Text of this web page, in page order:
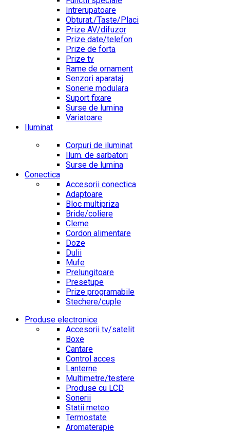
Intrerupatoare
Obturat./Taste/Placi
Prize AV/difuzor
Prize date/telefon
Prize de forta
Prize tv
Rame de ornament
Senzori aparataj
Sonerie modulara
Suport fixare
Surse de lumina
Variatoare
Iluminat
Corpuri de iluminat
Ilum. de sarbatori
Surse de lumina
Conectica
Accesorii conectica
Adaptoare
Bloc multipriza
Bride/coliere
Cleme
Cordon alimentare
Doze
Dulii
Mufe
Prelungitoare
Presetupe
Prize programabile
Stechere/cuple
Produse electronice
Accesorii tv/satelit
Boxe
Cantare
Control acces
Lanterne
Multimetre/testere
Produse cu LCD
Sonerii
Statii meteo
Termostate
Aromaterapie